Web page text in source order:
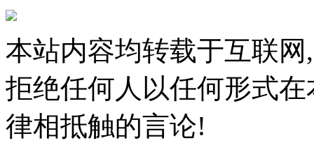
本站内容均转载于互联
拒绝任何人以任何形式
律相抵触的言论!